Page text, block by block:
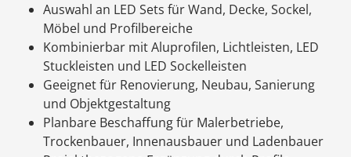
Auswahl an LED Sets für Wand, Decke, Sockel,
Möbel und Profilbereiche
Kombinierbar mit Aluprofilen, Lichtleisten, LED
Stuckleisten und LED Sockelleisten
Geeignet für Renovierung, Neubau, Sanierung
und Objektgestaltung
Planbare Beschaffung für Malerbetriebe,
Trockenbauer, Innenausbauer und Ladenbauer